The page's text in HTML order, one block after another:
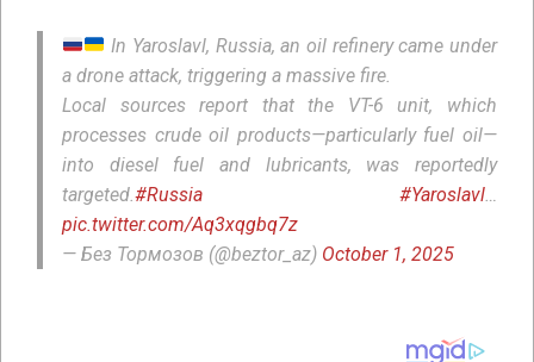
In Yaroslavl, Russia, an oil refinery came under
a drone attack, triggering a massive fire.
Local sources report that the VT-6 unit, which
processes crude oil products—particularly fuel oil—
into diesel fuel and lubricants, was reportedly
targeted.#Russia #Yaroslavl…
pic.twitter.com/Aq3xqgbq7z
— Без Тормозов (@beztor_az) October 1, 2025